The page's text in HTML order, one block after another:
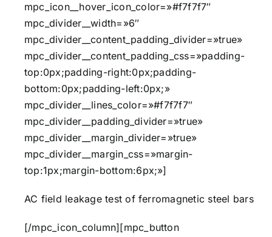
mpc_icon__hover_icon_color=»#f7f7f7″
mpc_divider__width=»6″
mpc_divider__content_padding_divider=»true»
mpc_divider__content_padding_css=»padding-
top:0px;padding-right:0px;padding-
bottom:0px;padding-left:0px;»
mpc_divider__lines_color=»#f7f7f7″
mpc_divider__padding_divider=»true»
mpc_divider__margin_divider=»true»
mpc_divider__margin_css=»margin-
top:1px;margin-bottom:6px;»]
AC field leakage test of ferromagnetic steel bars
[/mpc_icon_column][mpc_button